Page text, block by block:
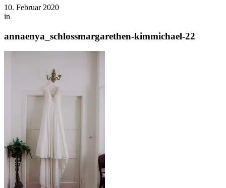
10. Februar 2020
in
annaenya_schlossmargarethen-kimmichael-22